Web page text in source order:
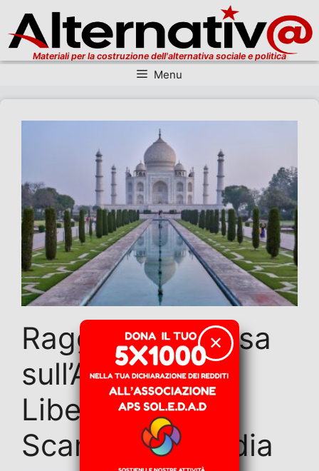
Materiali per la costruzione dell'alternativa sociale e politica
Menu
Raggiunta l’intesa
sull’Accordo di
Libero
Scambio Ue-India
✕